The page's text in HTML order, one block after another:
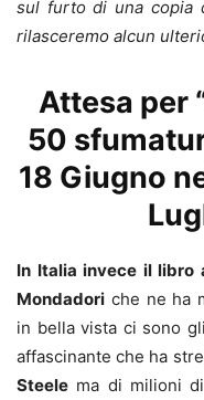
sul furto di una copia
rilasceremo alcun
Attesa per
50
18 Giugno
In Italia invece il libro
Mondadori che ne ha
in bella vista ci sono
affascinante che ha
Steele ma di milioni